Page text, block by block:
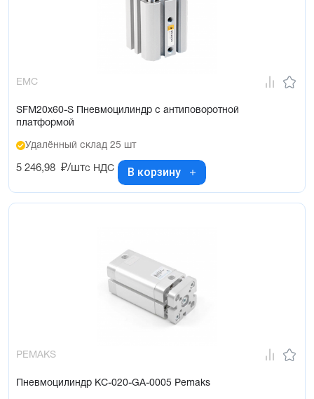
EMC
SFM20x60-S Пневмоцилиндр с антиповоротной
платформой
Удалённый склад 25 шт
5 246,98 ₽/штс НДС В корзину
PEMAKS
Пневмоцилиндр KC-020-GA-0005 Pemaks